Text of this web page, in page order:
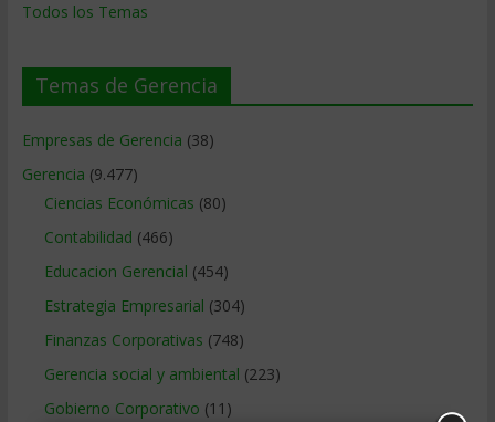
Todos los Temas
Temas de Gerencia
Empresas de Gerencia (38)
Gerencia (9.477)
Ciencias Económicas (80)
Contabilidad (466)
Educacion Gerencial (454)
Estrategia Empresarial (304)
Finanzas Corporativas (748)
Gerencia social y ambiental (223)
Gobierno Corporativo (11)